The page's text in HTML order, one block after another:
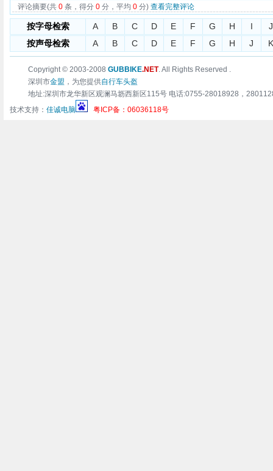
评论摘要(共 0 条，得分 0 分，平均 0 分) 查看完整评论
按字母检索 A B C D E F G H I
J
按声母检索
A B C D E F G H J K
Copyright © 2003-2008 GUBBIKE.NET. All Rights Reserved .
深圳市金盟 ，为您提供自行车头盔
地址:深圳市龙华新区观澜马坜西新区115号 电话:0755-28018928，
技术支持： 佳诚电脑 粤ICP备：06036118号